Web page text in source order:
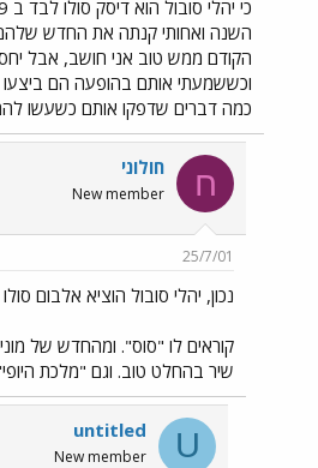
השנה ואחותי קנתה את החדש
הקודם ממש טוב אני חושב, אבל
וכששמעתי אותם בהופעה הם
כמה דברים שדפקו אותם כשעשו
ח חולוני
New member
25/7/01
נכון, יהלי סובול הוציא אלבום סולו
קוראים לו "סוס". ומהחדש של
שיר בהחלט טוב. וגם "מלכת
U
untitled
New member